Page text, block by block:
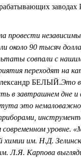
провести
около 90 тысяч
совпали с
переходят на
БЕЛЫЙ.Это
в завтрашнем дне
это
уровне.
им. Н.Д.
Л.Я. Карпова